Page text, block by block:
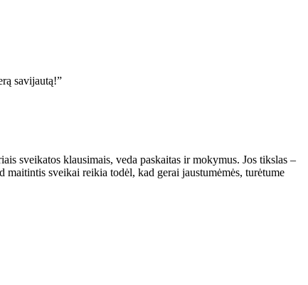
savijautą!”
sveikatos klausimais, veda paskaitas ir mokymus. Jos tikslas –
sveikai reikia todėl, kad gerai jaustumėmės, turėtume